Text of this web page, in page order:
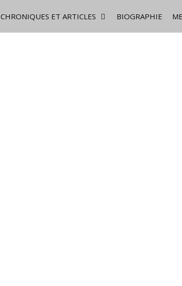
CHRONIQUES ET ARTICLES BIOGRAPHIE